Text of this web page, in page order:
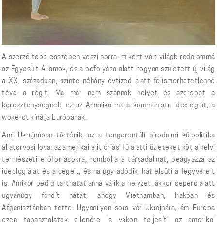
A szerző több esszében veszi sorra, miként vált világbirodalommá
az Egyesült Államok, és a befolyása alatt hogyan született új világ
a XX. században, szinte néhány évtized alatt felismerhetetlenné
téve a régit. Ma már nem szánnak helyet és szerepet a
kereszténységnek, ez az Amerika ma a kommunista ideológiát, a
woke-ot kínálja Európának.
Ami Ukrajnában történik, az a tengerentúli birodalmi külpolitika
állatorvosi lova: az amerikai elit óriási fű alatti üzleteket köt a helyi
természeti erőforrásokra, rombolja a társadalmat, beágyazza az
ideológiáját és a cégeit, és ha úgy adódik, hát elsüti a fegyvereit
is. Amikor pedig tarthatatlanná válik a helyzet, akkor seperc alatt
ugyanúgy fordít hátat, ahogy Vietnamban, Irakban és
Afganisztánban tette. Ugyanilyen sors vár Ukrajnára, ám Európa
ezen tapasztalatok ellenére is vakon teljesíti az amerikai